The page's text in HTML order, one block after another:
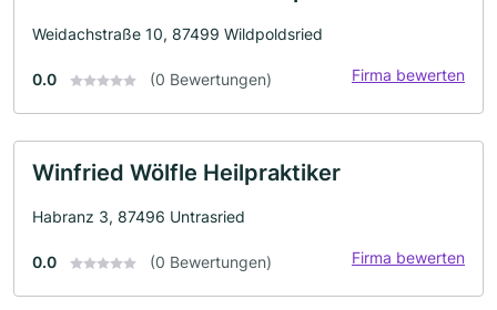
Weidachstraße 10, 87499 Wildpoldsried
0.0 (0 Bewertungen) Firma bewerten
Winfried Wölfle Heilpraktiker
Habranz 3, 87496 Untrasried
0.0 (0 Bewertungen) Firma bewerten